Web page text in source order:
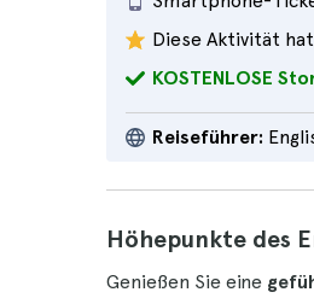
Diese Aktivität hat
KOSTENLOSE
Reiseführer:
Höhepunkte des
Genießen Sie eine